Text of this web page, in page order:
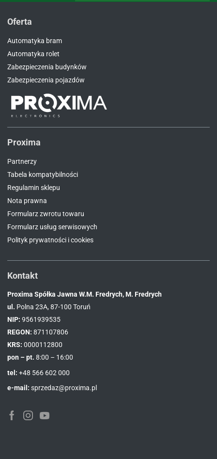
Oferta
Automatyka bram
Automatyka rolet
Zabezpieczenia budynków
Zabezpieczenia pojazdów
Proxima
Partnerzy
Tabela kompatybilności
Regulamin sklepu
Nota prawna
Formularz zwrotu towaru
Formularz usług serwisowych
Polityk prywatności i cookies
Kontakt
Proxima Spółka Jawna W.M. Fredrych, M. Fredrych
ul. Polna 23A, 87-100 Toruń
NIP: 9561939535
REGON: 871107806
KRS: 0000112800
pon – pt. 8:00 – 16:00
tel: +48 566 602 000
e-mail: sprzedaz@proxima.pl
FacebookInstagramYoutube